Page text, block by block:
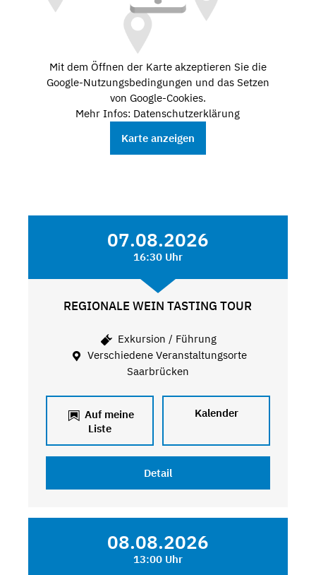
Mit dem Öffnen der Karte akzeptieren Sie die
Google-Nutzungsbedingungen und das Setzen
von Google-Cookies.
Mehr Infos: Datenschutzerklärung
Karte anzeigen
07.08.2026
16:30 Uhr
REGIONALE WEIN TASTING TOUR
Exkursion / Führung
Verschiedene Veranstaltungsorte
Saarbrücken
Auf meine
Liste
Kalender
Detail
08.08.2026
13:00 Uhr